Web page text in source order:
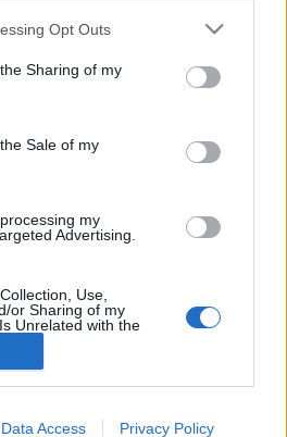
app uses one or more Google
usage behaviour. You may click to
and its third-party tags to
purposes in below Google
Opt Outs
Sharing of my
Sale of my
my
Advertising.
Use,
or Sharing of my
Unrelated with the
was collected.
Data Access Privacy Policy